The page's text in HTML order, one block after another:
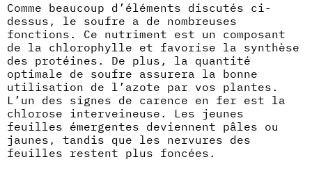
Comme beaucoup d’éléments discutés ci-
dessus, le soufre a de nombreuses
fonctions. Ce nutriment est un composant
de la chlorophylle et favorise la synthèse
des protéines. De plus, la quantité
optimale de soufre assurera la bonne
utilisation de l’azote par vos plantes.
L’un des signes de carence en fer est la
chlorose interveineuse. Les jeunes
feuilles émergentes deviennent pâles ou
jaunes, tandis que les nervures des
feuilles restent plus foncées.